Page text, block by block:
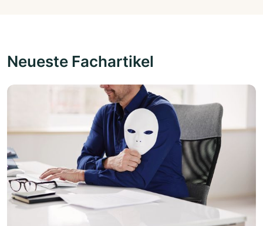
Neueste Fachartikel